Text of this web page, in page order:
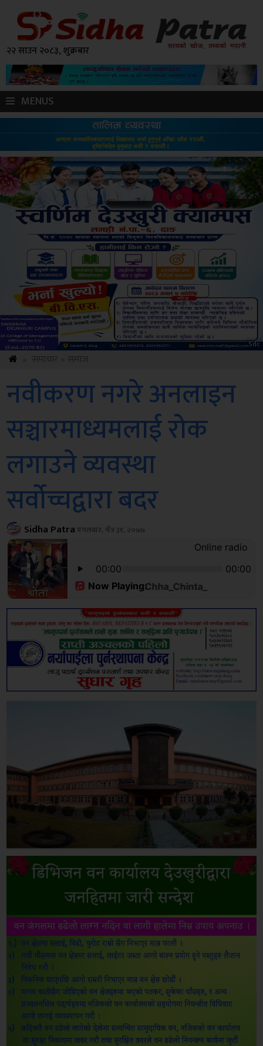
२२ साउन २०८३, शुक्रबार
MENUS
ksbus
नवीकरण नगरे अनलाइन
सञ्चारमाध्यमलाई रोक
लगाउने व्यवस्था
सर्वोच्चद्वारा बदर
Sidha Patraमंगलबार, चैत्र ३१, २०७७